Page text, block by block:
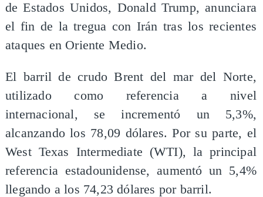
de Estados Unidos, Donald Trump, anunciara
el fin de la tregua con Irán tras los recientes
ataques en Oriente Medio.
El barril de crudo Brent del mar del Norte,
utilizado como referencia a nivel
internacional, se incrementó un 5,3%,
alcanzando los 78,09 dólares. Por su parte, el
West Texas Intermediate (WTI), la principal
referencia estadounidense, aumentó un 5,4%
llegando a los 74,23 dólares por barril.